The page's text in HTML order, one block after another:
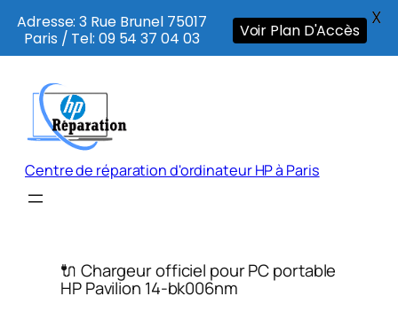
contenu
Centre de réparation d'ordinateur HP à Paris
🔌 Chargeur officiel pour PC portable
HP Pavilion 14-bk006nm
Adresse: 3 Rue Brunel 75017
Paris / Tel: 09 54 37 04 03
Voir Plan D'Accès
X